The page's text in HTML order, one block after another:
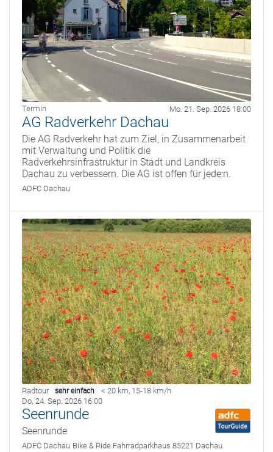
Termin Mo. 21. Sep. 2026 18:00
AG Radverkehr Dachau
Die AG Radverkehr hat zum Ziel, in Zusammenarbeit
mit Verwaltung und Politik die
Radverkehrsinfrastruktur in Stadt und Landkreis
Dachau zu verbessern. Die AG ist offen für jede:n.
ADFC Dachau
Radtour sehr einfach < 20 km, 15-18 km/h
Do. 24. Sep. 2026 16:00
Seenrunde
Seenrunde
ADFC Dachau Bike & Ride Fahrradparkhaus 85221 Dachau